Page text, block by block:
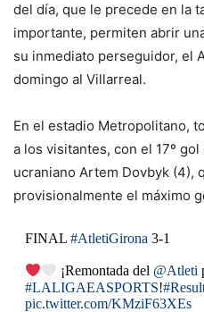
del día, que le precede en la
importante, permiten abrir
su inmediato perseguidor, el
domingo al Villarreal.
En el estadio Metropolitano,
a los visitantes, con el 17º
ucraniano Artem Dovbyk (4),
provisionalmente el máximo
FINAL #AtletiGirona 3-1
¡Remontada del @Atleti
#LALIGAEASPORTS!
pic.twitter.com/KMziF63XEs